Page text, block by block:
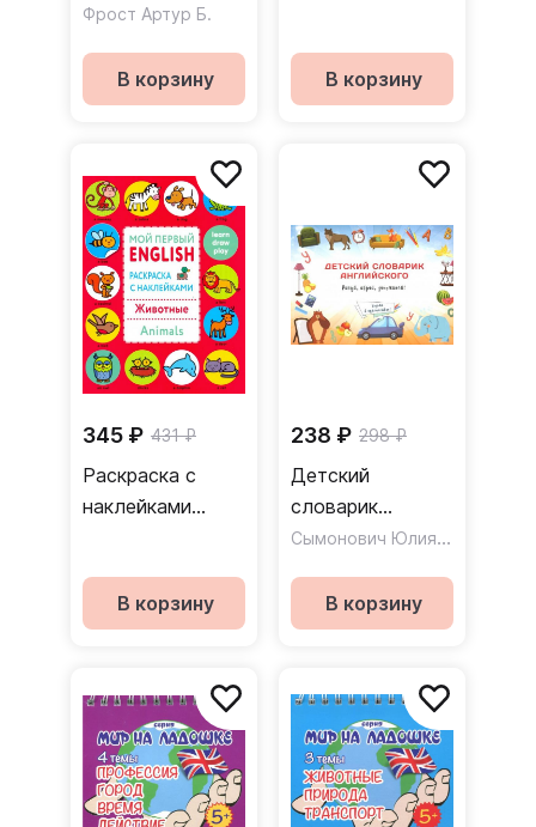
лет. (+QR-код
Фрост Артур Б.
В корзину
В корзину
345 ₽ 431 ₽
Раскраска с
наклейками
В корзину
238 ₽ 298 ₽
Детский
словарик
английского
Сымонович Юлия Вячеславовна
В корзину